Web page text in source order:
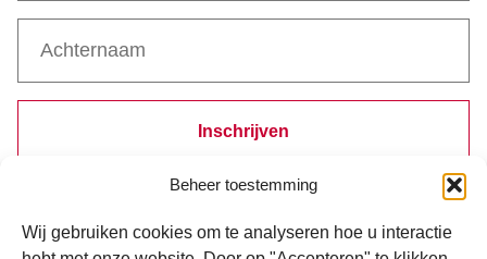
Beheer toestemming
Wij gebruiken cookies om te analyseren hoe u interactie
Inschrijven
Bij inschrijven ga je akkoord met de verwerking van je gegevens
volgens ons privacystatement